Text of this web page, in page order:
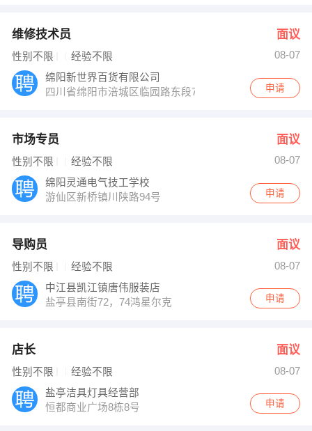
维修技术员 面议
性别不限 经验不限
08-07
绵阳新世界百货有限公司
四川省绵阳市涪城区临园路东段72号
申请
市场专员 面议
性别不限 经验不限
08-07
绵阳灵通电气技工学校
游仙区新桥镇川陕路94号
申请
导购员 面议
性别不限 经验不限
08-07
中江县凯江镇唐伟服装店
盐亭县南街72，74鸿星尔克
申请
店长 面议
性别不限 经验不限
08-07
盐亭洁具灯具经营部
恒都商业广场8栋8号
申请